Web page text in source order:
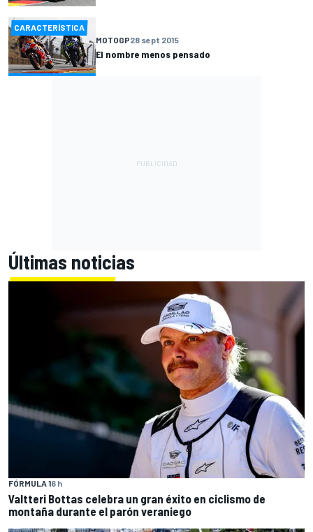
CARACTERÍSTICA
MOTOGP28 sept 2015
El nombre menos pensado
Últimas noticias
FÓRMULA 16 h
Valtteri Bottas celebra un gran éxito en ciclismo de
montaña durante el parón veraniego